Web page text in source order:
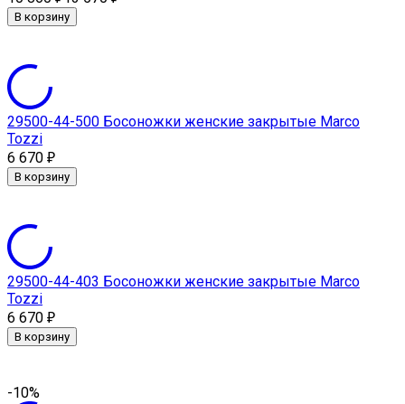
В корзину
29500-44-500 Босоножки женские закрытые Marсo
Tozzi
6 670 ₽
В корзину
29500-44-403 Босоножки женские закрытые Marсo
Tozzi
6 670 ₽
В корзину
-10%